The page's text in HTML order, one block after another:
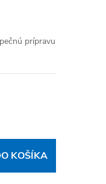
prípravu
KOŠÍKA